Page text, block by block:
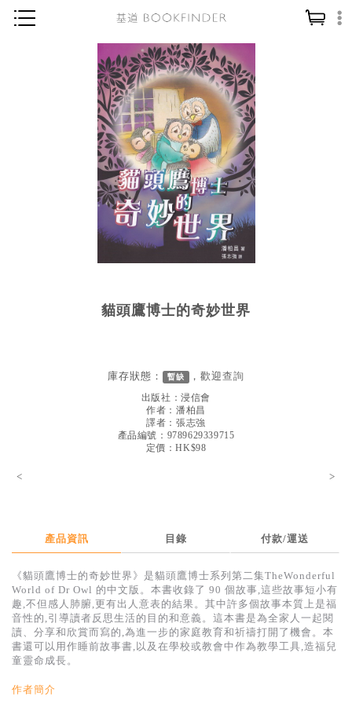
神學／教義
讀經／研經
聖經
信仰入門
教會歷史
靈修／禱告
信徒生活
社會／倫理
見證／傳記
得獎作品推介
中文二手書
英文二手書
精選英文書
貓頭鷹博士的奇妙世界
庫存狀態： 暫缺 ，歡迎查詢
出版社：浸信會
作者： 潘柏昌
譯者： 張志強
產品編號：9789629339715
定價：HK$98
< >
產品資訊 目錄 付款/運送
《貓頭鷹博士的奇妙世界》是貓頭鷹博士系列第二集TheWonderful
World of Dr Owl 的中文版。本書收錄了 90 個故事,這些故事短小有
趣,不但感人肺腑,更有出人意表的結果。其中許多個故事本質上是福
音性的,引導讀者反思生活的目的和意義。這本書是為全家人一起閱
讀、分享和欣賞而寫的,為進一步的家庭教育和祈禱打開了機會。本
書還可以用作睡前故事書,以及在學校或教會中作為教學工具,造福兒
童靈命成長。
作者簡介